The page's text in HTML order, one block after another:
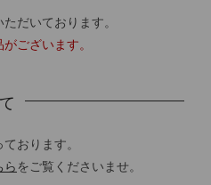
だいております。
ございます。
おります。
ら をご覧くださいませ。